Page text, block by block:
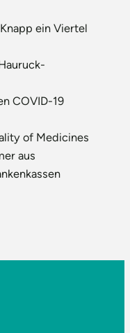
ein Viertel
COVID-19
of Medicines
aus